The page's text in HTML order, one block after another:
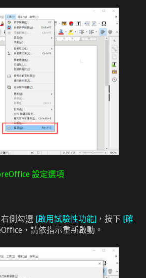
設定選項
右側勾選 [啟用試驗性功能] ，按下 [確
，請依指示重新啟動。